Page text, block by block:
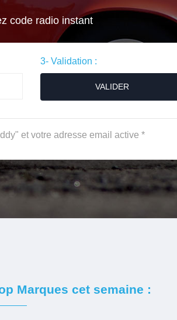
code radio instant
3- Validation :
VALIDER
et votre adresse email active *
Marques cet semaine :